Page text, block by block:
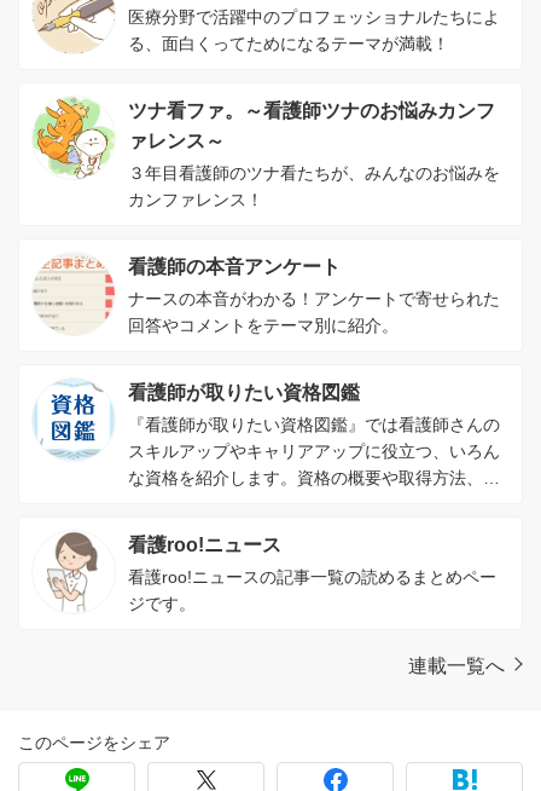
医療分野で活躍中のプロフェッショナルたちによ
る、面白くってためになるテーマが満載！
ツナ看ファ。～看護師ツナのお悩みカンフ
ァレンス～
３年目看護師のツナ看たちが、みんなのお悩みを
カンファレンス！
看護師の本音アンケート
ナースの本音がわかる！アンケートで寄せられた
回答やコメントをテーマ別に紹介。
看護師が取りたい資格図鑑
『看護師が取りたい資格図鑑』では看護師さんの
スキルアップやキャリアアップに役立つ、いろん
な資格を紹介します。資格の概要や取得方法、資
看護roo!ニュース
看護roo!ニュースの記事一覧の読めるまとめペー
ジです。
連載一覧へ
このページをシェア